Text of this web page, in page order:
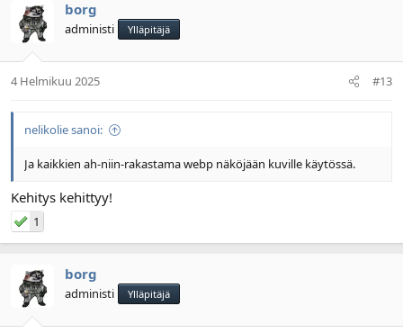
borg
administi Ylläpitäjä
4 Helmikuu 2025 #13
nelikolie sanoi:
Ja kaikkien ah-niin-rakastama webp näköjään kuville käytössä.
Kehitys kehittyy!
1
borg
administi Ylläpitäjä